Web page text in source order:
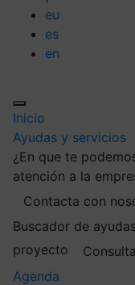
eu
es
en
Inicio
Ayudas y servicios
¿En que te
atención a la
Contacta con
Buscador de
proyecto
Agenda